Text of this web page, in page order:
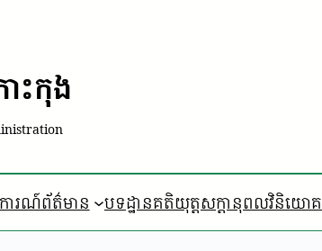
ោះកុង
ការណ៍ព័ត៌មាន បទដ្ឋានគតិយុត្ត​សក្តានុពលវិនិយោគ